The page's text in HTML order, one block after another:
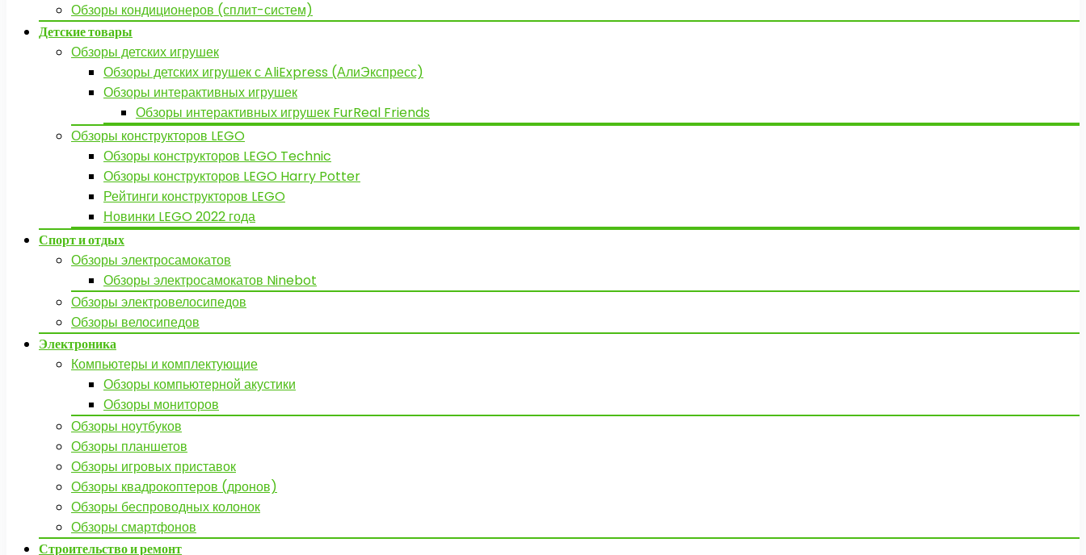
Обзоры кондиционеров (сплит-систем)
Детские товары
Обзоры детских игрушек
Обзоры детских игрушек с AliExpress (АлиЭкспресс)
Обзоры интерактивных игрушек
Обзоры интерактивных игрушек FurReal Friends
Обзоры конструкторов LEGO
Обзоры конструкторов LEGO Technic
Обзоры конструкторов LEGO Harry Potter
Рейтинги конструкторов LEGO
Новинки LEGO 2022 года
Спорт и отдых
Обзоры электросамокатов
Обзоры электросамокатов Ninebot
Обзоры электровелосипедов
Обзоры велосипедов
Электроника
Компьютеры и комплектующие
Обзоры компьютерной акустики
Обзоры мониторов
Обзоры ноутбуков
Обзоры планшетов
Обзоры игровых приставок
Обзоры квадрокоптеров (дронов)
Обзоры беспроводных колонок
Обзоры смартфонов
Строительство и ремонт